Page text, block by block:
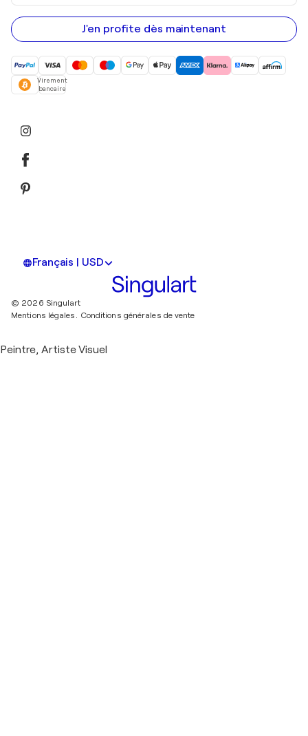
adresse
e-
mail
J'en profite dès maintenant
Virement
bancaire
Français | USD
© 2026 Singulart
Mentions légales. Conditions générales de vente
Peintre, Artiste Visuel